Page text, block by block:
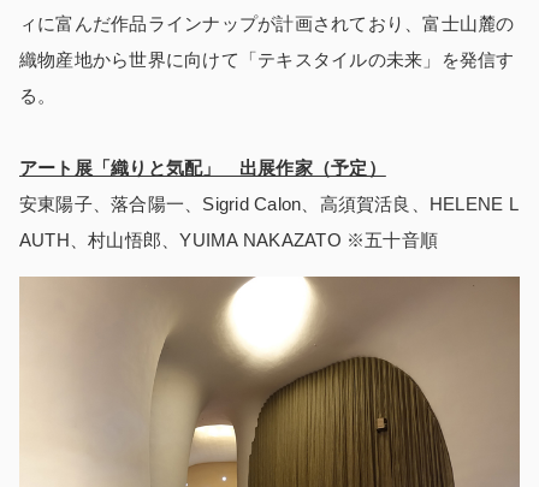
ィに富んだ作品ラインナップが計画されており、富士山麓の
織物産地から世界に向けて「テキスタイルの未来」を発信す
る。
アート展「織りと気配」 出展作家（予定）
安東陽子、落合陽一、Sigrid Calon、高須賀活良、HELENE L
AUTH、村山悟郎、YUIMA NAKAZATO ※五十音順